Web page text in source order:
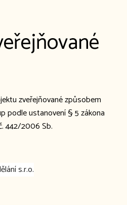
zveřejňované způsobem
podle ustanovení § 5 zákona
442/2006 Sb.
s.r.o.